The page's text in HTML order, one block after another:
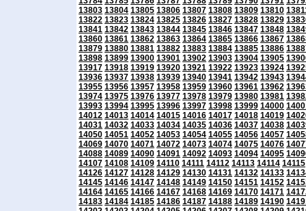
13803 13804 13805 13806 13807 13808 13809 13810
13822 13823 13824 13825 13826 13827 13828 13829
13841 13842 13843 13844 13845 13846 13847 13848
13860 13861 13862 13863 13864 13865 13866 13867
13879 13880 13881 13882 13883 13884 13885 13886
13898 13899 13900 13901 13902 13903 13904 13905
13917 13918 13919 13920 13921 13922 13923 13924
13936 13937 13938 13939 13940 13941 13942 13943
13955 13956 13957 13958 13959 13960 13961 13962
13974 13975 13976 13977 13978 13979 13980 13981
13993 13994 13995 13996 13997 13998 13999 14000
14012 14013 14014 14015 14016 14017 14018 14019
14031 14032 14033 14034 14035 14036 14037 14038
14050 14051 14052 14053 14054 14055 14056 14057
14069 14070 14071 14072 14073 14074 14075 14076
14088 14089 14090 14091 14092 14093 14094 14095
14107 14108 14109 14110 14111 14112 14113 14114 14115
14126 14127 14128 14129 14130 14131 14132 14133
14145 14146 14147 14148 14149 14150 14151 14152
14164 14165 14166 14167 14168 14169 14170 14171
14183 14184 14185 14186 14187 14188 14189 14190